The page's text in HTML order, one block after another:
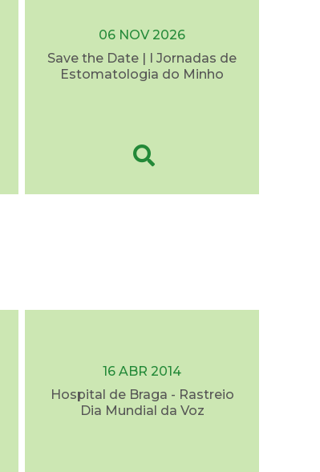
06 NOV 2026
Save the Date | I Jornadas de
Estomatologia do Minho
16 ABR 2014
Hospital de Braga - Rastreio
Dia Mundial da Voz